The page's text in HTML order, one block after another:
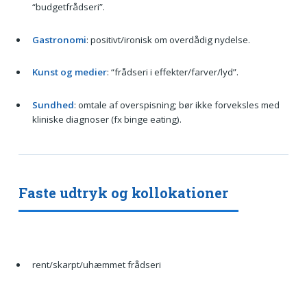
“budgetfrådseri”.
Gastronomi: positivt/ironisk om overdådig nydelse.
Kunst og medier: “frådseri i effekter/farver/lyd”.
Sundhed: omtale af overspisning; bør ikke forveksles med
kliniske diagnoser (fx binge eating).
Faste udtryk og kollokationer
rent/skarpt/uhæmmet frådseri